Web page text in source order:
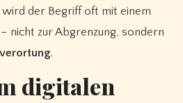
wird der Begriff oft mit einem
nicht zur Abgrenzung, sondern
.
digitalen